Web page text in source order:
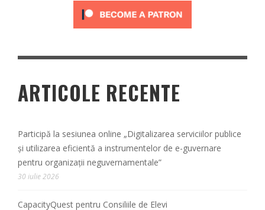
ARTICOLE RECENTE
Participă la sesiunea online „Digitalizarea serviciilor publice
și utilizarea eficientă a instrumentelor de e-guvernare
pentru organizații neguvernamentale”
30 iulie 2026
CapacityQuest pentru Consiliile de Elevi